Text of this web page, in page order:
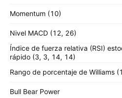
Momentum (10)
Nivel MACD (12, 26)
Índice de fuerza relativa (RSI)
rápido (3, 3, 14, 14)
Rango de porcentaje de Williams
Bull Bear Power